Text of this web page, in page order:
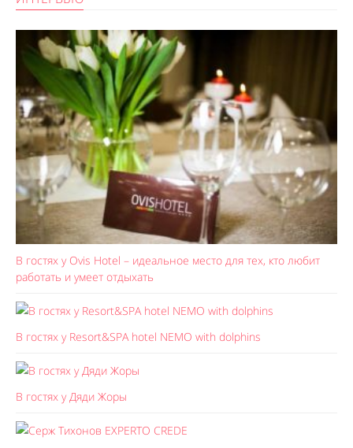
В гостях у Ovis Hotel – идеальное место для тех, кто любит
работать и умеет отдыхать
В гостях у Resort&SPA hotel NEMO with dolphins
В гостях у Дяди Жоры